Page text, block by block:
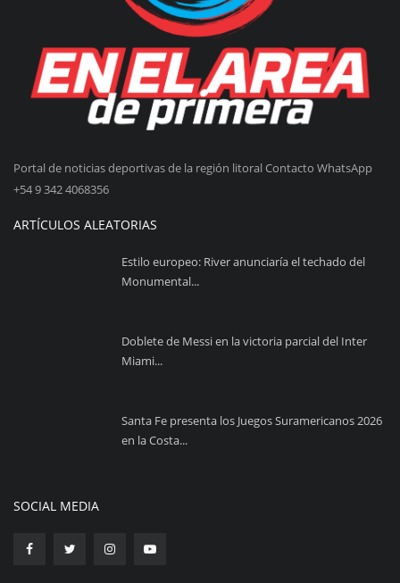
Portal de noticias deportivas de la región litoral Contacto WhatsApp
+54 9 342 4068356
ARTÍCULOS ALEATORIAS
Estilo europeo: River anunciaría el techado del
Monumental...
Doblete de Messi en la victoria parcial del Inter
Miami...
Santa Fe presenta los Juegos Suramericanos 2026
en la Costa...
SOCIAL MEDIA